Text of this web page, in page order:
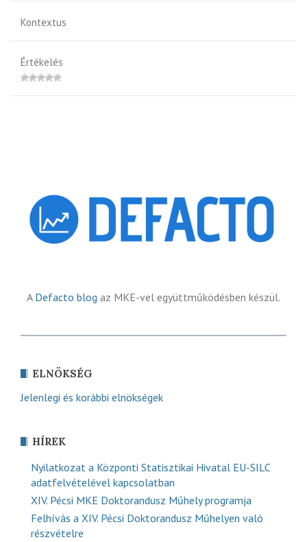
Kontextus
Értékelés
A Defacto blog az MKE-vel együttműködésben készül.
ELNÖKSÉG
Jelenlegi és korábbi elnökségek
HÍREK
Nyilatkozat a Központi Statisztikai Hivatal EU-SILC
adatfelvételével kapcsolatban
XIV. Pécsi MKE Doktorandusz Műhely programja
Felhívás a XIV. Pécsi Doktorandusz Műhelyen való
részvételre